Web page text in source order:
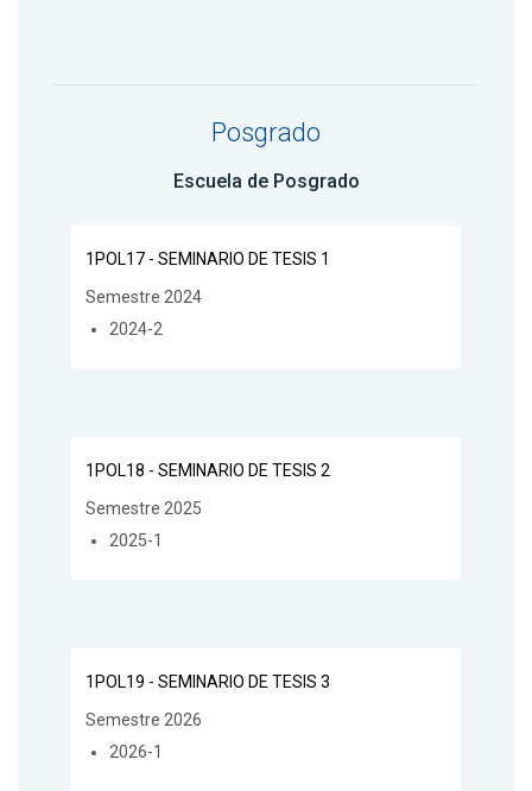
Posgrado
Escuela de Posgrado
1POL17 - SEMINARIO DE TESIS 1
Semestre 2024
2024-2
1POL18 - SEMINARIO DE TESIS 2
Semestre 2025
2025-1
1POL19 - SEMINARIO DE TESIS 3
Semestre 2026
2026-1